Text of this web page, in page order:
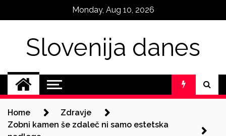
Monday, Aug 10, 2026
Slovenija danes
Home
Zdravje
Zobni kamen še zdaleč ni samo estetska